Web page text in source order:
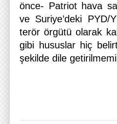
önce- Patriot hava
ve Suriye’deki PYD/
terör örgütü olarak
gibi hususlar hiç
şekilde dile